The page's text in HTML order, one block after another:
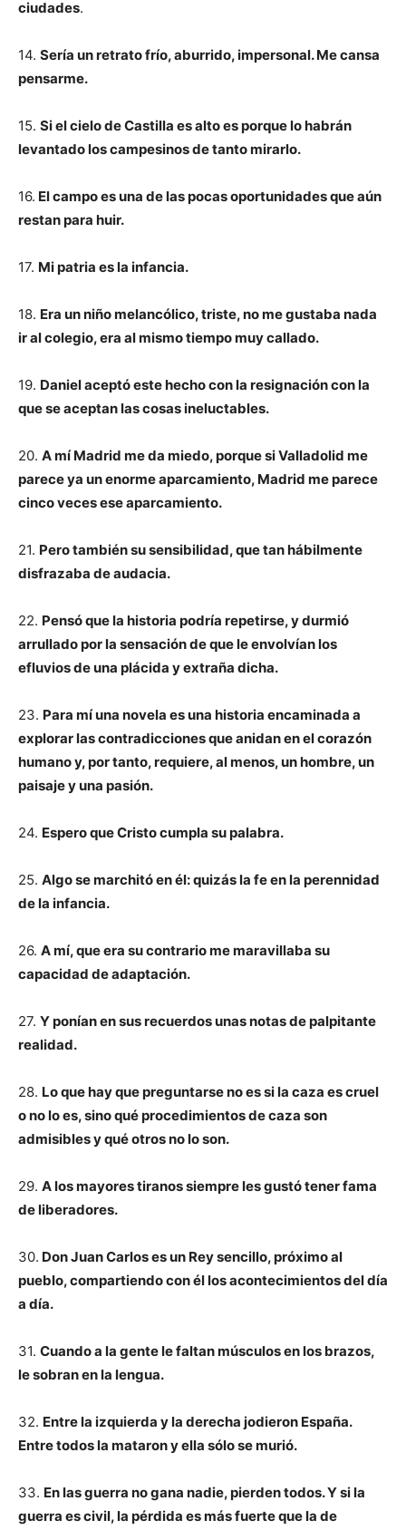
ciudades.
14. Sería un retrato frío, aburrido, impersonal. Me cansa
pensarme.
15. Si el cielo de Castilla es alto es porque lo habrán
levantado los campesinos de tanto mirarlo.
16. El campo es una de las pocas oportunidades que aún
restan para huir.
17. Mi patria es la infancia.
18. Era un niño melancólico, triste, no me gustaba nada
ir al colegio, era al mismo tiempo muy callado.
19. Daniel aceptó este hecho con la resignación con la
que se aceptan las cosas ineluctables.
20. A mí Madrid me da miedo, porque si Valladolid me
parece ya un enorme aparcamiento, Madrid me parece
cinco veces ese aparcamiento.
21. Pero también su sensibilidad, que tan hábilmente
disfrazaba de audacia.
22. Pensó que la historia podría repetirse, y durmió
arrullado por la sensación de que le envolvían los
efluvios de una plácida y extraña dicha.
23. Para mí una novela es una historia encaminada a
explorar las contradicciones que anidan en el corazón
humano y, por tanto, requiere, al menos, un hombre, un
paisaje y una pasión.
24. Espero que Cristo cumpla su palabra.
25. Algo se marchitó en él: quizás la fe en la perennidad
de la infancia.
26. A mí, que era su contrario me maravillaba su
capacidad de adaptación.
27. Y ponían en sus recuerdos unas notas de palpitante
realidad.
28. Lo que hay que preguntarse no es si la caza es cruel
o no lo es, sino qué procedimientos de caza son
admisibles y qué otros no lo son.
29. A los mayores tiranos siempre les gustó tener fama
de liberadores.
30. Don Juan Carlos es un Rey sencillo, próximo al
pueblo, compartiendo con él los acontecimientos del día
a día.
31. Cuando a la gente le faltan músculos en los brazos,
le sobran en la lengua.
32. Entre la izquierda y la derecha jodieron España.
Entre todos la mataron y ella sólo se murió.
33. En las guerra no gana nadie, pierden todos. Y si la
guerra es civil, la pérdida es más fuerte que la de